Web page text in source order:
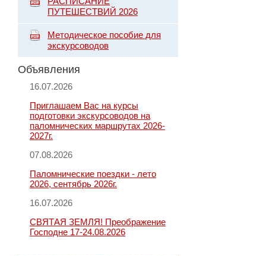
ПУТЕШЕСТВИЙ 2026
Методическое пособие для
экскурсоводов
Объявления
16.07.2026
Приглашаем Вас на курсы
подготовки экскурсоводов на
паломнических маршрутах 2026-
2027г.
07.08.2026
Паломнические поездки - лето
2026, сентябрь 2026г.
16.07.2026
СВЯТАЯ ЗЕМЛЯ! Преображение
Господне 17-24.08.2026